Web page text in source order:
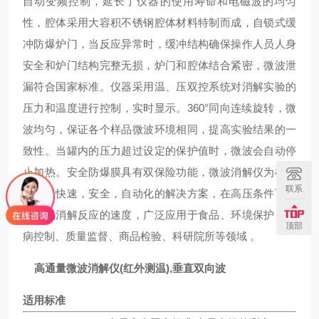
性，腔体采用大容积不锈钢腔体材料特制而成，自锁式缓
冲防爆炉门，当反应异常时，缓冲结构确保操作人员人身
安全和炉门结构完整无损，炉门和腔体结合紧密，微波泄
漏符合国家标准。仪器采用温、压双控系统对消解实验的
压力和温度进行控制，实时显示。360°同向连续旋转，微
波均匀，保证各个样品微波环境相同，提高实验结果的一
致性。当罐内的压力超过设定的保护值时，微波会自动停
止加热。安全防爆膜具有双保险功能，微波消解仪为样品
提供了快速，安全，自动化的解决方案，在高压条件下加
快样品消解反应的速度，广泛应用于食品、环境保护、疾
病控制、质量监督、商品检验、科研院所等领域 。
高通量微波消解仪(红外测温),垂直双向波
适用标准
联系
顶部